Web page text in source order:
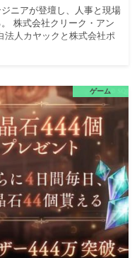
ニアが登壇し、人事と現場
株式会社クリーク・アン
法人カヤックと株式会社ポ
ゲーム